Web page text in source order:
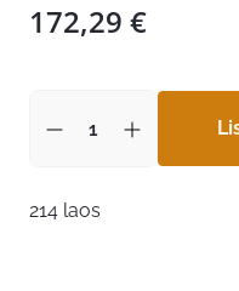
172,29 €
214 laos